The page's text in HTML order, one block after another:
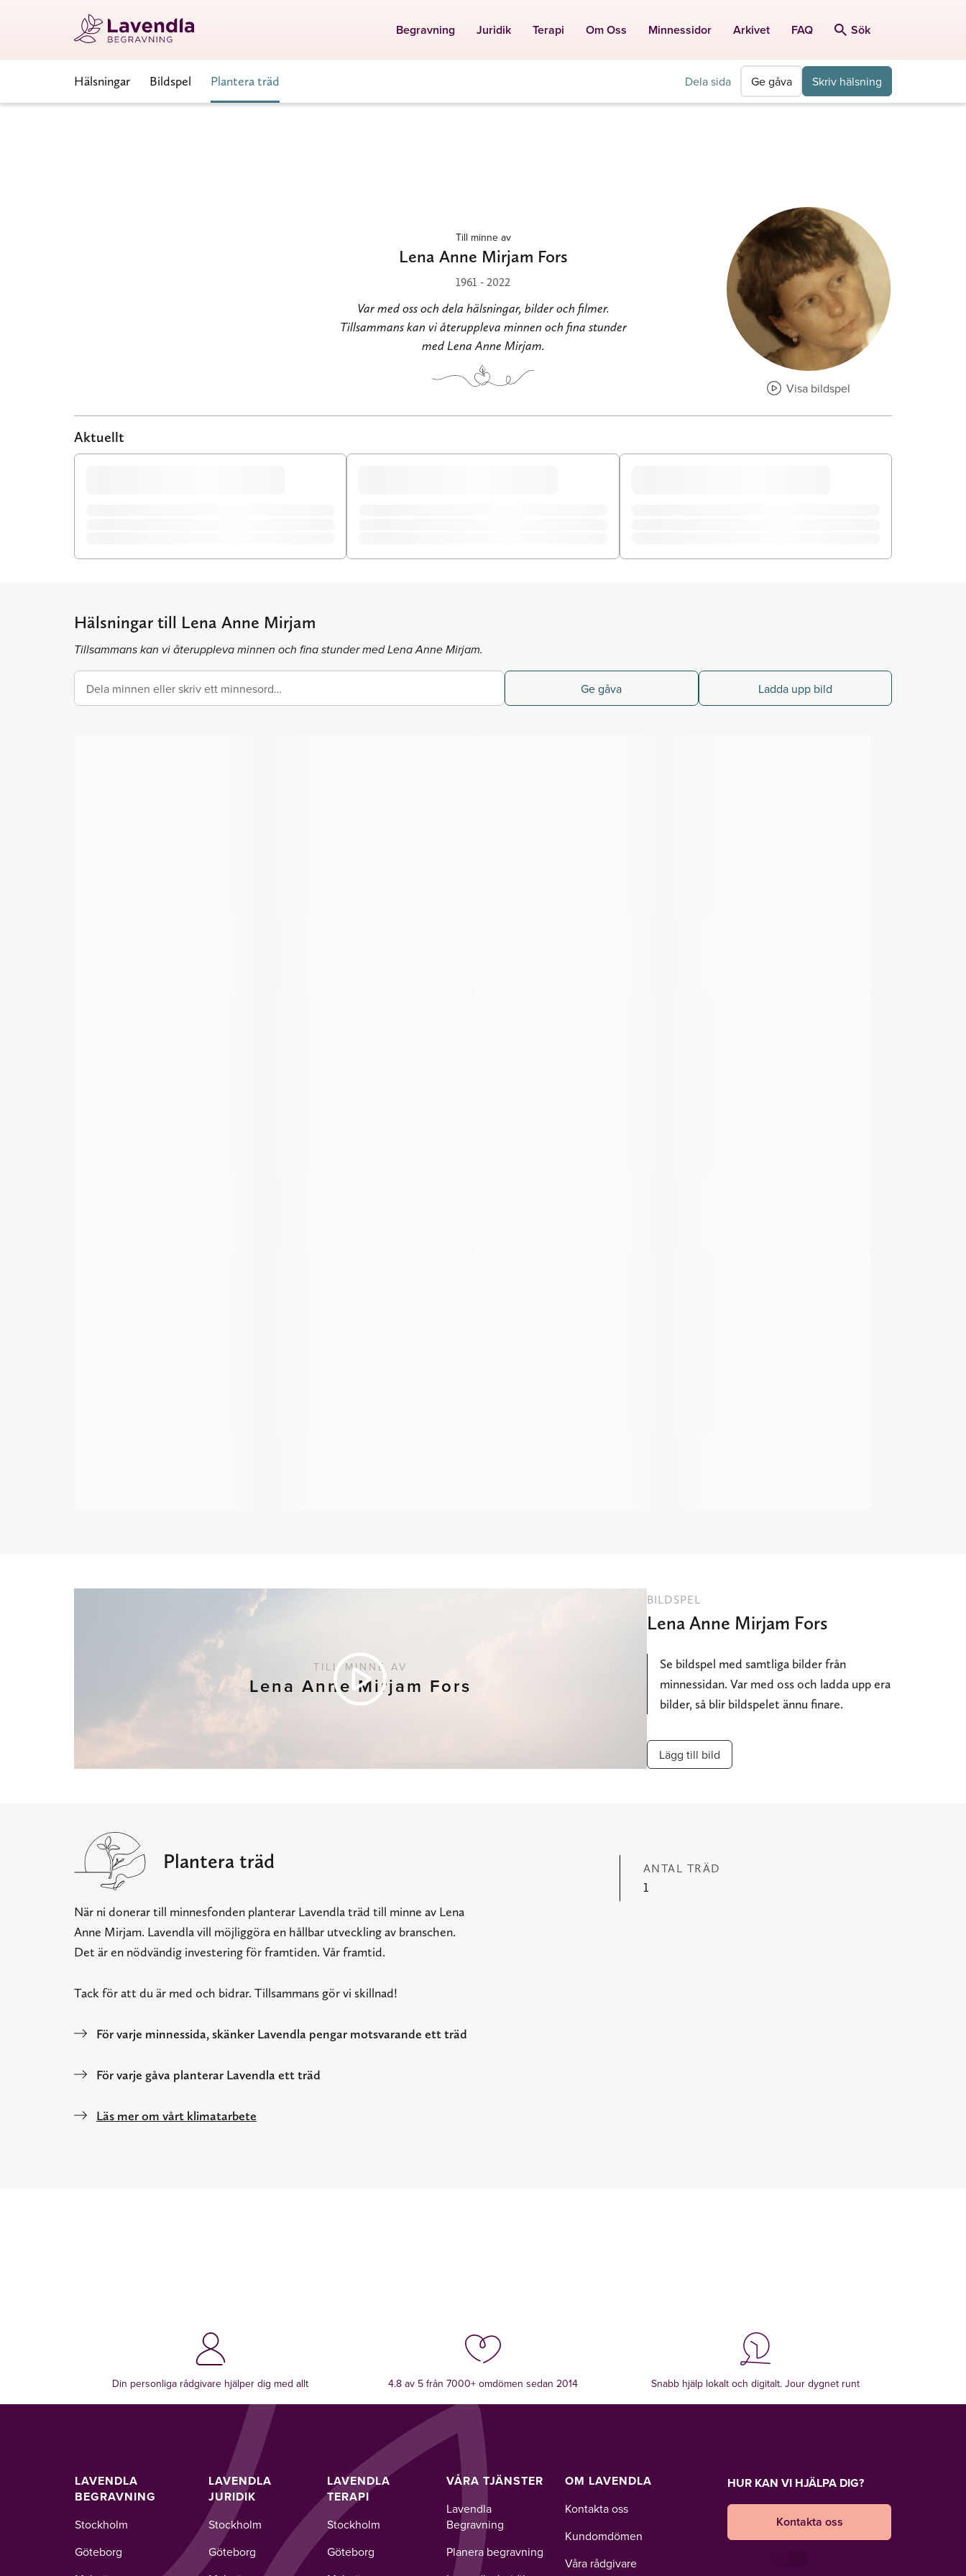
Begravning Juridik Terapi Om Oss Minnessidor Arkivet FAQ Sök
Hälsningar Bildspel Plantera träd Dela sida Ge gåva Skriv hälsning
Visa bildspel
Till minne av
Lena Anne Mirjam Fors
1961 - 2022
Var med oss och dela hälsningar, bilder och filmer.
Tillsammans kan vi återuppleva minnen och fina stunder
med Lena Anne Mirjam.
Aktuellt
Hälsningar till Lena Anne Mirjam
Tillsammans kan vi återuppleva minnen och fina stunder med Lena Anne Mirjam.
Dela minnen eller skriv ett minnesord… Ge gåva Ladda upp bild
TILL MINNE AV
Lena Anne Mirjam Fors
BILDSPEL
Lena Anne Mirjam Fors
Se bildspel med samtliga bilder från
minnessidan. Var med oss och ladda upp era
bilder, så blir bildspelet ännu finare.
Lägg till bild
Plantera träd
När ni donerar till minnesfonden planterar Lavendla träd till minne av Lena
Anne Mirjam. Lavendla vill möjliggöra en hållbar utveckling av branschen.
Det är en nödvändig investering för framtiden. Vår framtid.
Tack för att du är med och bidrar. Tillsammans gör vi skillnad!
För varje minnessida, skänker Lavendla pengar motsvarande ett träd
För varje gåva planterar Lavendla ett träd
Läs mer om vårt klimatarbete
ANTAL TRÄD
1
Din personliga rådgivare hjälper dig med allt 4.8 av 5 från 7000+ omdömen sedan 2014 Snabb hjälp lokalt och digitalt. Jour dygnet runt
LAVENDLA
BEGRAVNING
Stockholm
Göteborg
LAVENDLA
JURIDIK
Stockholm
Göteborg
LAVENDLA
TERAPI
Stockholm
Göteborg
VÅRA TJÄNSTER
Lavendla
Begravning
Planera begravning
OM LAVENDLA
Kontakta oss
Kundomdömen
Våra rådgivare
HUR KAN VI HJÄLPA DIG?
Kontakta oss